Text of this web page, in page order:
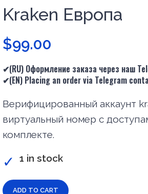
Kraken Европа
$99.00
✔(RU) Оформление заказа через наш
✔(EN) Placing an order via Telegram
Верифицированный аккаунт
виртуальный номер с
комплекте.
1 in stock
ADD TO CART